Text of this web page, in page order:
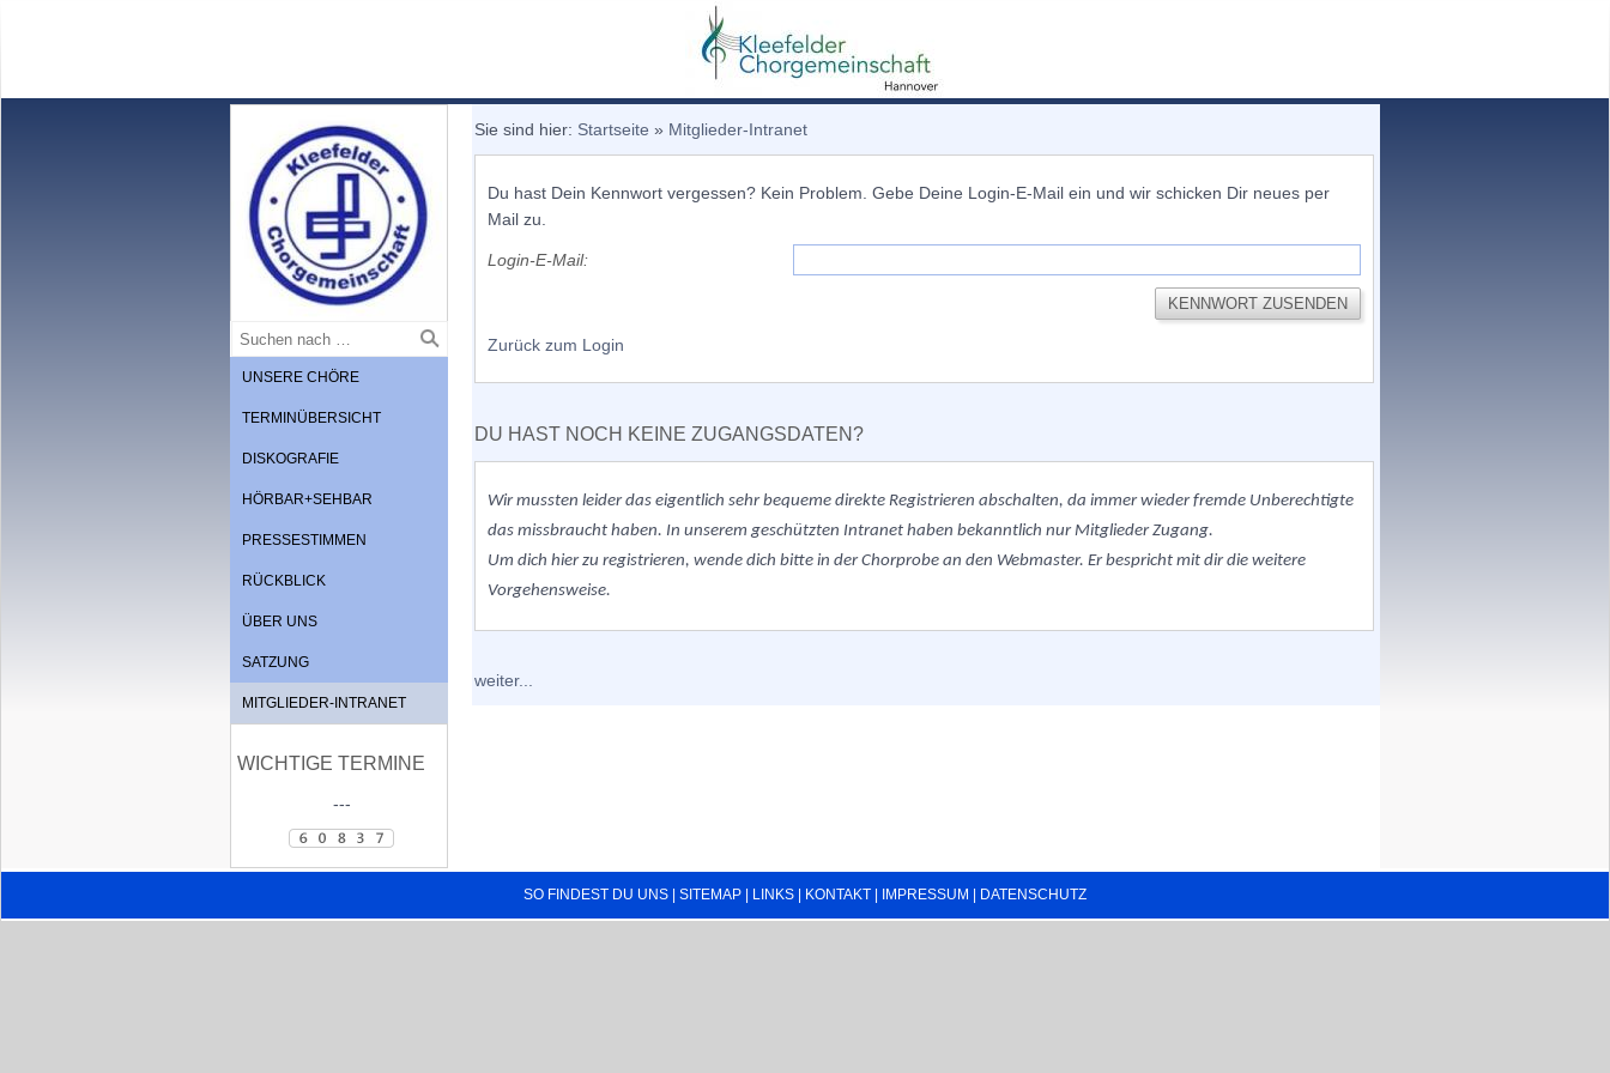
UNSERE CHÖRE
TERMINÜBERSICHT
DISKOGRAFIE
HÖRBAR+SEHBAR
PRESSESTIMMEN
RÜCKBLICK
ÜBER UNS
SATZUNG
MITGLIEDER-INTRANET
WICHTIGE TERMINE
---
Sie sind hier: Startseite » Mitglieder-Intranet
Du hast Dein Kennwort vergessen? Kein Problem. Gebe Deine Login-E-Mail ein und wir schicken Dir neues per
Mail zu.
Login-E-Mail:
Zurück zum Login
DU HAST NOCH KEINE ZUGANGSDATEN?
Wir mussten leiderdas eigentlich sehr bequeme direkte Registrieren abschalten, da immer wieder fremde Unberechtigte
das missbraucht haben. In unserem geschützten Intranet haben bekanntlich nur Mitglieder Zugang.
Um dich hier zu registrieren, wende dich bitte in der Chorprobe an den Webmaster. Er bespricht mit dir die weitere
Vorgehensweise.
weiter...
SO FINDEST DU UNS SITEMAP LINKS KONTAKT IMPRESSUM DATENSCHUTZ